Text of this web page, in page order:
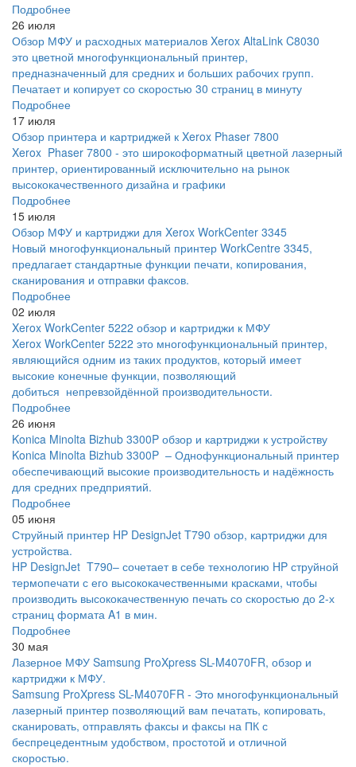
Подробнее
26 июля
Обзор МФУ и расходных материалов Xerox AltaLink C8030
это цветной многофункциональный принтер,
предназначенный для средних и больших рабочих групп.
Печатает и копирует со скоростью 30 страниц в минуту
Подробнее
17 июля
Обзор принтера и картриджей к Xerox Phaser 7800
Xerox Phaser 7800 - это широкоформатный цветной лазерный
принтер, ориентированный исключительно на рынок
высококачественного дизайна и графики
Подробнее
15 июля
Обзор МФУ и картриджи для Xerox WorkCenter 3345
Новый многофункциональный принтер WorkCentre 3345,
предлагает стандартные функции печати, копирования,
сканирования и отправки факсов.
Подробнее
02 июля
Xerox WorkCenter 5222 обзор и картриджи к МФУ
Xerox WorkCenter 5222 это многофункциональный принтер,
являющийся одним из таких продуктов, который имеет
высокие конечные функции, позволяющий
добиться непревзойдённой производительности.
Подробнее
26 июня
Konica Minolta Bizhub 3300P обзор и картриджи к устройству
Konica Minolta Bizhub 3300P – Однофункциональный принтер
обеспечивающий высокие производительность и надёжность
для средних предприятий.
Подробнее
05 июня
Струйный принтер HP DesignJet T790 обзор, картриджи для
устройства.
HP DesignJet T790– сочетает в себе технологию HP струйной
термопечати с его высококачественными красками, чтобы
производить высококачественную печать со скоростью до 2-х
страниц формата A1 в мин.
Подробнее
30 мая
Лазерное МФУ Samsung ProXpress SL-M4070FR, обзор и
картриджи к МФУ.
Samsung ProXpress SL-M4070FR - Это многофункциональный
лазерный принтер позволяющий вам печатать, копировать,
сканировать, отправлять факсы и факсы на ПК с
беспрецедентным удобством, простотой и отличной
скоростью.